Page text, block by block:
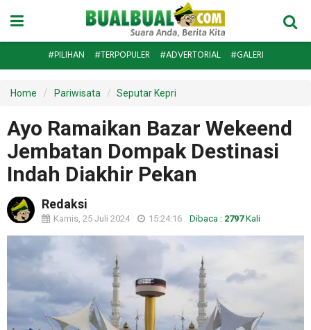
#PILIHAN #TERPOPULER #ADVERTORIAL #GALERI
Home Pariwisata Seputar Kepri
Ayo Ramaikan Bazar Wekeend
Jembatan Dompak Destinasi
Indah Diakhir Pekan
Redaksi
Kamis, 25 Juli 2024 15:24:16 Dibaca : 2797Kali